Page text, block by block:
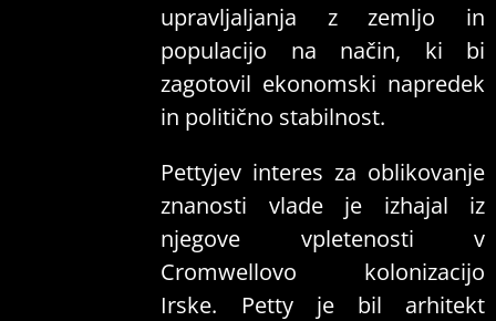
upravljaljanja z zemljo in
populacijo na način, ki bi
zagotovil ekonomski napredek
in politično stabilnost.
Pettyjev interes za oblikovanje
znanosti vlade je izhajal iz
njegove vpletenosti v
Cromwellovo kolonizacijo
Irske. Petty je bil arhitekt